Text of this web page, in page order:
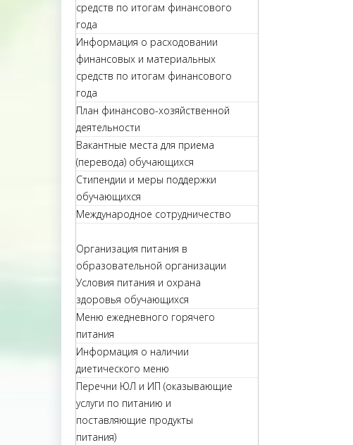
средств по итогам финансового
года
Информация о расходовании
финансовых и материальных
средств по итогам финансового
года
План финансово-хозяйственной
деятельности
Вакантные места для приема
(перевода) обучающихся
Стипендии и меры поддержки
обучающихся
Международное сотрудничество
Организация питания в
образовательной организации
Условия питания и охрана
здоровья обучающихся
Меню ежедневного горячего
питания
Информация о наличии
диетического меню
Перечни ЮЛ и ИП (оказывающие
услуги по питанию и
поставляющие продукты
питания)